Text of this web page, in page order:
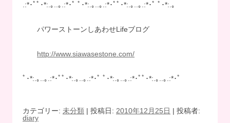
.:*･ﾟﾟ･*:.｡..｡.:*･ﾟ ﾟ･*:.｡..｡.:*･ﾟﾟ･*:.｡..｡.:*･ﾟ ﾟ･*:.｡
パワーストーンしあわせLifeブログ
http://www.siawasestone.com/
ﾟ･*:.｡..｡.:*･ﾟﾟ･*:.｡..｡.:*･ﾟ ﾟ･*:.｡..｡.:*･ﾟﾟ･*:.｡..｡.:*･ﾟ
カテゴリー: 未分類 | 投稿日: 2010年12月25日 | 投稿者:
diary